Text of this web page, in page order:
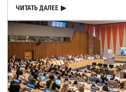
ЧИТАТЬ ДАЛЕЕ ▶